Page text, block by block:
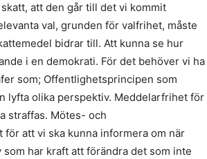
att den går till det vi kommit
val, grunden för valfrihet, måste
bidrar till. Att kunna se hur
i en demokrati. För det behöver vi ha
som; Offentlighetsprincipen som
lyfta olika perspektiv. Meddelarfrihet för
straffas. Mötes- och
att vi ska kunna informera om när
har kraft att förändra det som inte